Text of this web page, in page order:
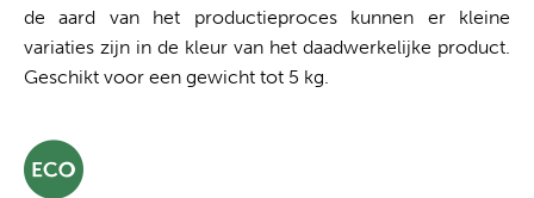
de aard van het productieproces kunnen er kleine
variaties zijn in de kleur van het daadwerkelijke product.
Geschikt voor een gewicht tot 5 kg.